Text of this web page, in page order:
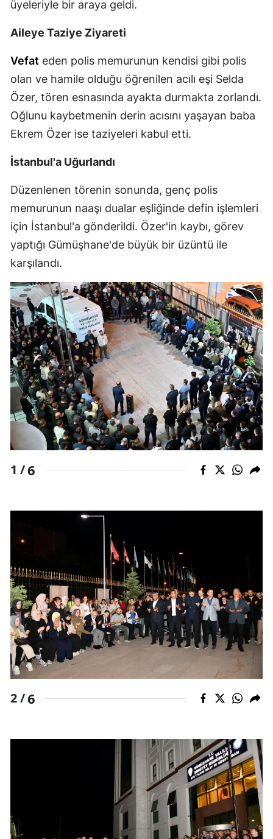
Sivas
Tekirdağ
Tunceli
Şanlıurfa
Uşak
Yozgat
Zonguldak
Aksaray
Bayburt
Karaman
Kırıkkale
Batman
Şırnak
Yalova
Karabük
Kilis
Osmaniye
Düzce
üyeleriyle bir araya geldi.
Aileye Taziye Ziyareti
Vefat eden polis memurunun kendisi gibi polis
olan ve hamile olduğu öğrenilen acılı eşi Selda
Özer, tören esnasında ayakta durmakta zorlandı.
Oğlunu kaybetmenin derin acısını yaşayan baba
Ekrem Özer ise taziyeleri kabul etti.
İstanbul'a Uğurlandı
Düzenlenen törenin sonunda, genç polis
memurunun naaşı dualar eşliğinde defin işlemleri
için İstanbul'a gönderildi. Özer'in kaybı, görev
yaptığı Gümüşhane'de büyük bir üzüntü ile
karşılandı.
1 /6
2 /6